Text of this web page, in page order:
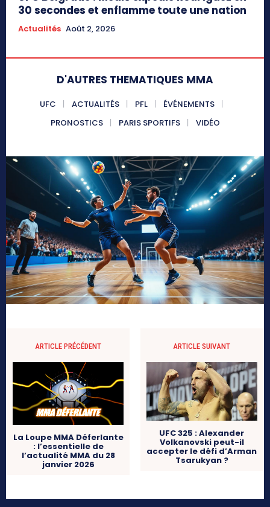
30 secondes et enflamme toute une nation
Actualités Août 2, 2026
D'AUTRES THEMATIQUES MMA
UFC ACTUALITÉS PFL
ÉVÉNEMENTS
PRONOSTICS
PARIS SPORTIFS VIDÉO
ARTICLE PRÉCÉDENT
La Loupe MMA Déferlante
: l’essentielle de
l’actualité MMA du 28
janvier 2026
ARTICLE SUIVANT
UFC 325 : Alexander
Volkanovski peut-il
accepter le défi d’Arman
Tsarukyan ?